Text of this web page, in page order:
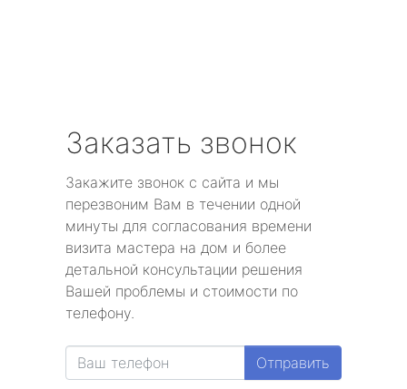
Заказать звонок
Закажите звонок с сайта и мы
перезвоним Вам в течении одной
минуты для согласования времени
визита мастера на дом и более
детальной консультации решения
Вашей проблемы и стоимости по
телефону.
Отправить